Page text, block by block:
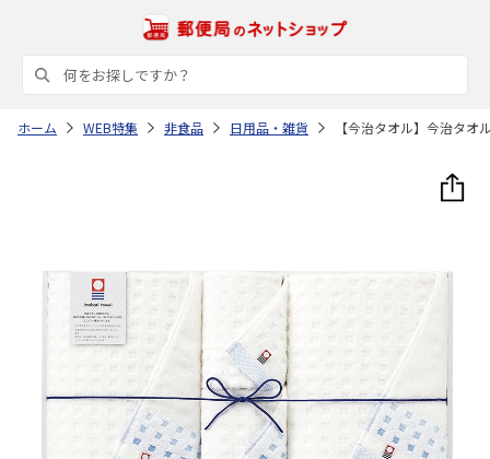
ホーム WEB特集 非食品 日用品・雑貨 【今治タオル】今治タ